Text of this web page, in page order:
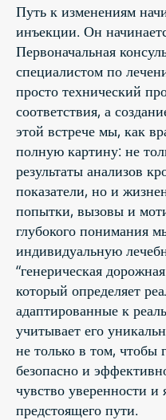
Путь к изменениям
инъекции. Он
Первоначальная
специалистом по
просто технический
соответствия, а
этой встрече мы, как
полную картину: не
результаты анализов
показатели, но и
попытки, вызовы и
глубокого понимания
индивидуальную
“генерическая
который определяет
адаптированные к
учитывает его
не только в том, чтобы
безопасно и
чувство уверенности и
предстоящего пути.